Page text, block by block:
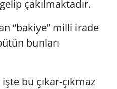
çakılmaktadır.
“bakiye” milli irade
bunları
bu çıkar-çıkmaz